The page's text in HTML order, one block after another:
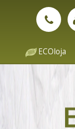
ECOloja